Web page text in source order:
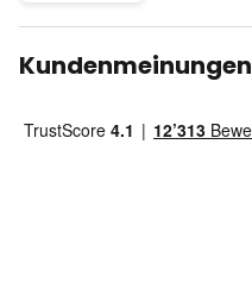
Kundenmeinungen